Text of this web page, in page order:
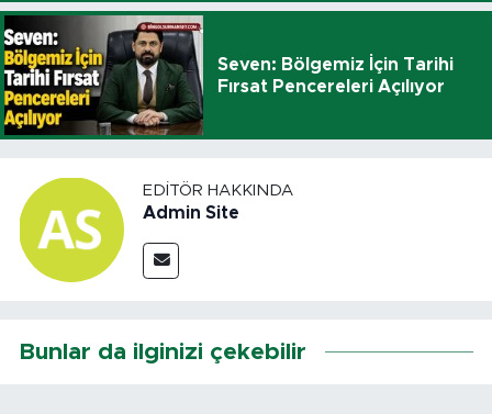
Seven: Bölgemiz İçin Tarihi
Fırsat Pencereleri Açılıyor
EDITÖR HAKKINDA
Admin Site
Bunlar da ilginizi çekebilir